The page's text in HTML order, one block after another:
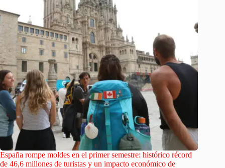
España rompe moldes en el primer semestre: histórico récord
de 46,6 millones de turistas y un impacto económico de